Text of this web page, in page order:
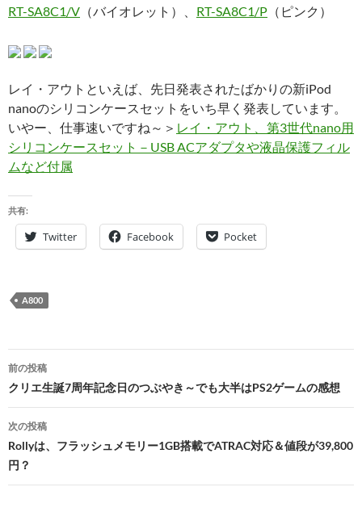
RT-SA8C1/V （バイオレット）、 RT-SA8C1/P （ピンク）
レイ・アウトといえば、先日発表されたばかりの新iPod
nanoのシリコンケースセットをいち早く発表しています。
いやー、仕事速いですね～＞ レイ・アウト、第3世代nano用
シリコンケースセット－USB ACアダプタや液晶保護フィル
ムなど付属
共有:
Twitter Facebook Pocket
A800
投
稿
ナ
ビ
ゲ
前の投稿
クリエ生誕7周年記念日のつぶやき～でも大半はPS2ゲームの感想
次の投稿
Rollyは、フラッシュメモリー1GB搭載でATRAC対応＆値段が39,800
円？